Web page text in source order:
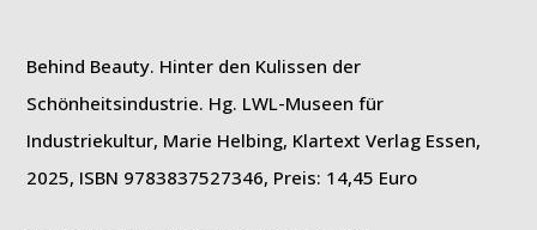
Behind Beauty. Hinter den Kulissen der
Schönheitsindustrie. Hg. LWL-Museen für
Industriekultur, Marie Helbing, Klartext Verlag Essen,
2025, ISBN 9783837527346, Preis: 14,45 Euro